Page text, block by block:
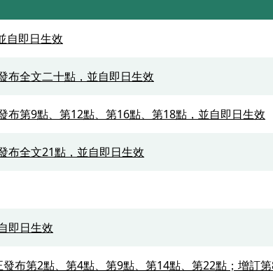
自即日生效
布全文二十點，並自即日生效
第9點、第12點、第16點、第18點，並自即日生效
布全文21點，並自即日生效
即日生效
布第2點、第4點、第9點、第14點、第22點；增訂